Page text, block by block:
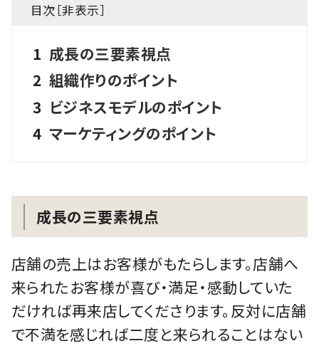
目次［非表示］
1 成長の三要素視点
2 組織作りのポイント
3 ビジネスモデルのポイント
4 マーケティングのポイント
成長の三要素視点
店舗の売上はお客様がもたらします。店舗へ
来られたお客様が喜び・満足・感動していた
だければ再来店してくださります。反対に店舗
で不満を感じれば二度と来られることはない